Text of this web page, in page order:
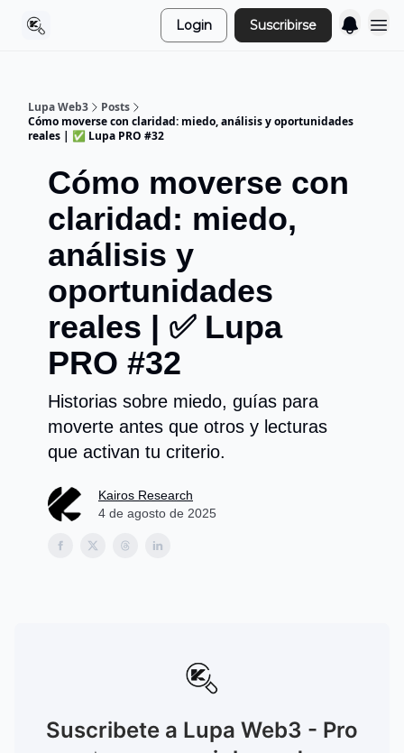
Login Suscribirse
Lupa Web3
Posts
Cómo moverse con claridad: miedo, análisis y oportunidades
reales | ✅ Lupa PRO #32
Cómo moverse con
claridad: miedo,
análisis y
oportunidades
reales | ✅ Lupa
PRO #32
Historias sobre miedo, guías para
moverte antes que otros y lecturas
que activan tu criterio.
Kairos Research
4 de agosto de 2025
Suscribete a Lupa Web3 - Pro